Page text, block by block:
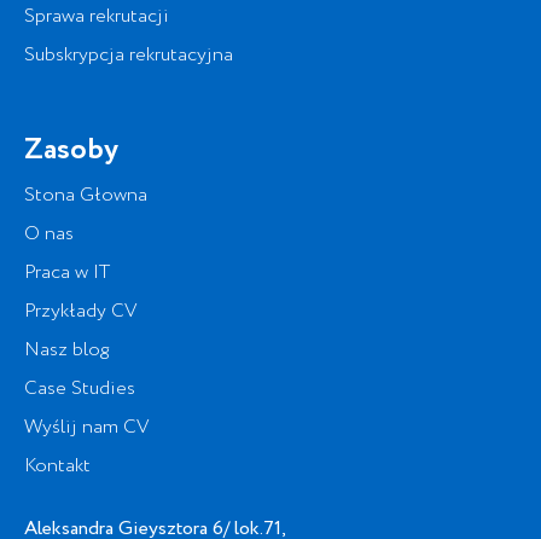
Sprawa rekrutacji
Subskrypcja rekrutacyjna
Zasoby
Stona Głowna
O nas
Praca w IT
Przykłady CV
Nasz blog
Case Studies
Wyślij nam CV
Kontakt
Aleksandra Gieysztora 6/ lok.71,